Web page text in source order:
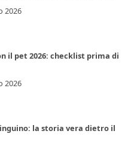
2026
il pet 2026: checklist prima di
2026
la storia vera dietro il